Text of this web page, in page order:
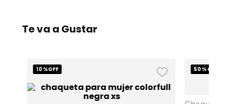
Te va a Gustar
10 %OFF 50 %OFF